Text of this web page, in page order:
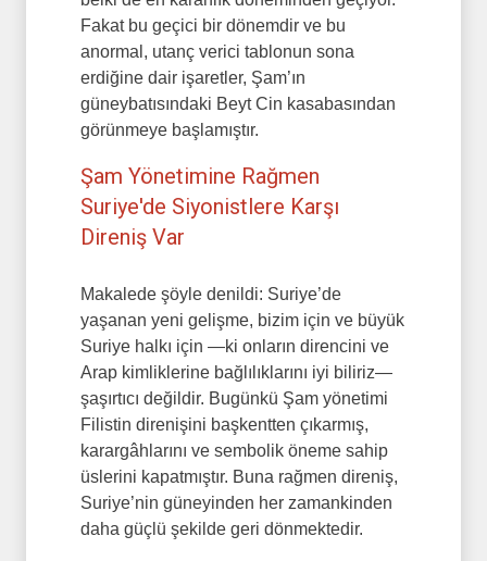
Fakat bu geçici bir dönemdir ve bu
anormal, utanç verici tablonun sona
erdiğine dair işaretler, Şam’ın
güneybatısındaki Beyt Cin kasabasından
görünmeye başlamıştır.
Şam Yönetimine Rağmen
Suriye'de Siyonistlere Karşı
Direniş Var
Makalede şöyle denildi: Suriye’de
yaşanan yeni gelişme, bizim için ve büyük
Suriye halkı için —ki onların direncini ve
Arap kimliklerine bağlılıklarını iyi biliriz—
şaşırtıcı değildir. Bugünkü Şam yönetimi
Filistin direnişini başkentten çıkarmış,
karargâhlarını ve sembolik öneme sahip
üslerini kapatmıştır. Buna rağmen direniş,
Suriye’nin güneyinden her zamankinden
daha güçlü şekilde geri dönmektedir.